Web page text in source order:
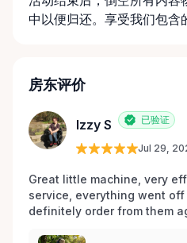
中以便归还。享受我们包含
房东评价
Izzy S 已验证
Jul 29,
Great little machine, very
service, everything went
definitely order from them